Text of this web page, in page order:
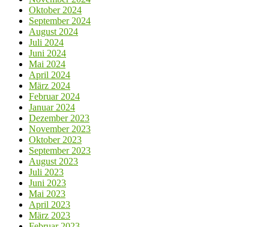
Oktober 2024
September 2024
August 2024
Juli 2024
Juni 2024
Mai 2024
April 2024
März 2024
Februar 2024
Januar 2024
Dezember 2023
November 2023
Oktober 2023
September 2023
August 2023
Juli 2023
Juni 2023
Mai 2023
April 2023
März 2023